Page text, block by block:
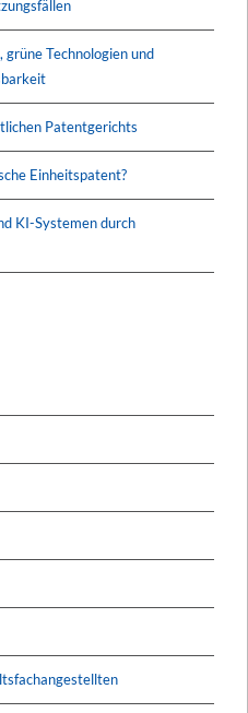
Technologien und
Patentgerichts
Einheitspatent?
KI-Systemen durch